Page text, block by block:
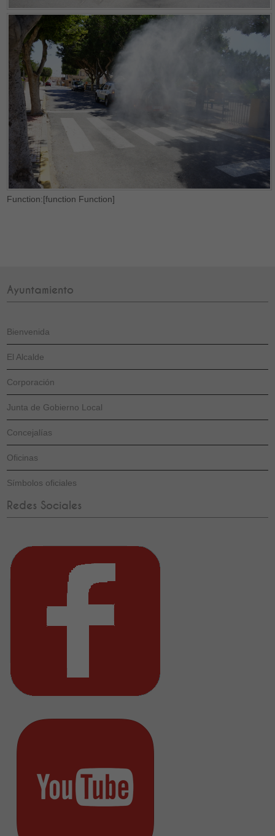
Function:[function Function]
Ayuntamiento
Bienvenida
El Alcalde
Corporación
Junta de Gobierno Local
Concejalías
Oficinas
Símbolos oficiales
Redes Sociales